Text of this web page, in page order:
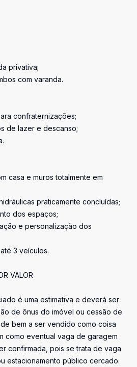
privativa;
com varanda.
confraternizações;
de lazer e descanso;
casa e muros totalmente em
praticamente concluídas;
dos espaços;
e personalização dos
3 veículos.
VALOR
é uma estimativa e deverá ser
de ônus do imóvel ou cessão de
bem a ser vendido como coisa
como eventual vaga de garagem
confirmada, pois se trata de vaga
estacionamento público cercado.